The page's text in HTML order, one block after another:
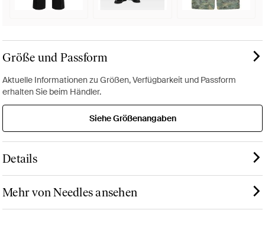
Größe und Passform
Aktuelle Informationen zu Größen, Verfügbarkeit und Passform
erhalten Sie beim Händler.
Siehe Größenangaben
Details
Mehr von Needles ansehen